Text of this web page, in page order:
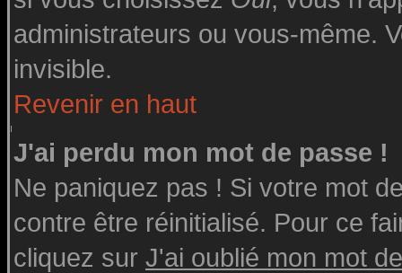
administrateurs ou vous-même.
invisible.
Revenir en haut
J'ai perdu mon mot de passe !
Ne paniquez pas ! Si votre mot
contre être réinitialisé. Pour ce
cliquez sur J'ai oublié mon mot